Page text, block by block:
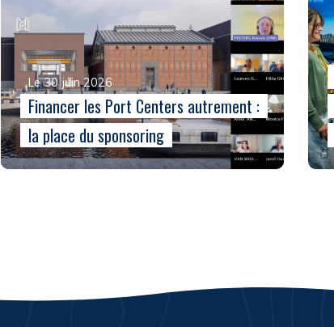
Le 30 juin 2026
Financer les Port Centers autrement :
la place du sponsoring